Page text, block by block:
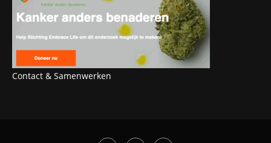
Contact & Samenwerken